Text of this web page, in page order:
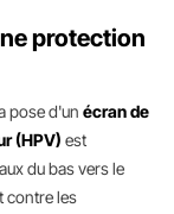
protection
pose d'un écran de
(HPV) est
du bas vers le
contre les